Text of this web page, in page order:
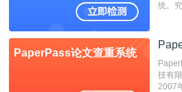
统。
检测
非。
费用
重的
PaperPass论文查重系统
技有
2007